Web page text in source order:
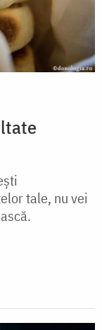
tale, nu vei